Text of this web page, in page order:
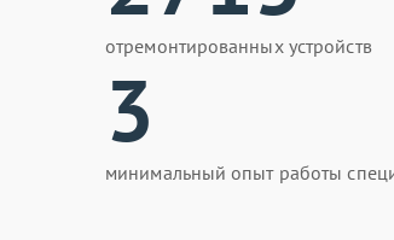
отремонтированных устройств
3
минимальный опыт работы